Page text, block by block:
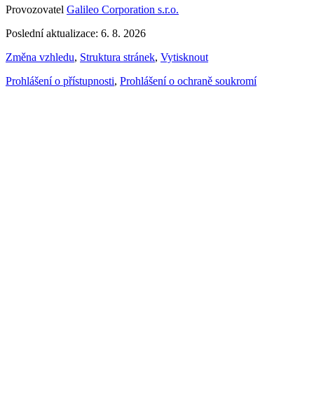
Provozovatel Galileo Corporation s.r.o.
Poslední aktualizace: 6. 8. 2026
Změna vzhledu, Struktura stránek, Vytisknout
Prohlášení o přístupnosti, Prohlášení o ochraně soukromí